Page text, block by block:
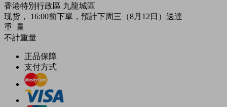
香港特別行政區 九龍城區
现货 ， 16:00前下單，預計下周三（8月12日）送達
重 量
不計重量
正品保障
支付方式